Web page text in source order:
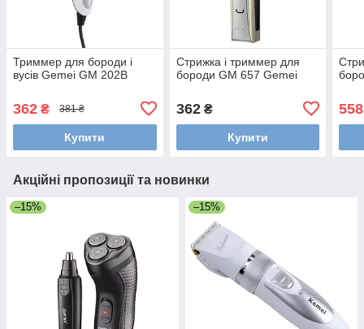
Триммер для бороди і
вусів Gemei GM 202B
362 ₴ 381 ₴
Купити
Стрижка і триммер для
бороди GM 657 Gemei
362₴
Купити
558
Акційні пропозиції та новинки
–15% –15%